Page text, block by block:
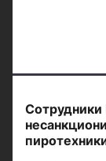
Сотрудники